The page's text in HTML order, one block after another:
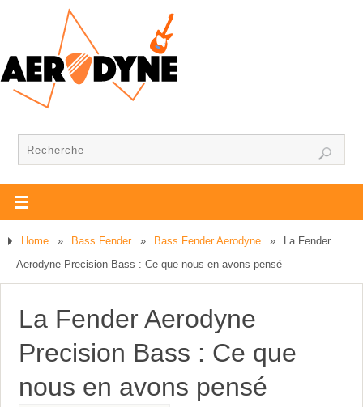
Home » Bass Fender » Bass Fender Aerodyne »
La Fender
Aerodyne Precision Bass : Ce que nous en avons pensé
La Fender Aerodyne
Precision Bass : Ce que
nous en avons pensé